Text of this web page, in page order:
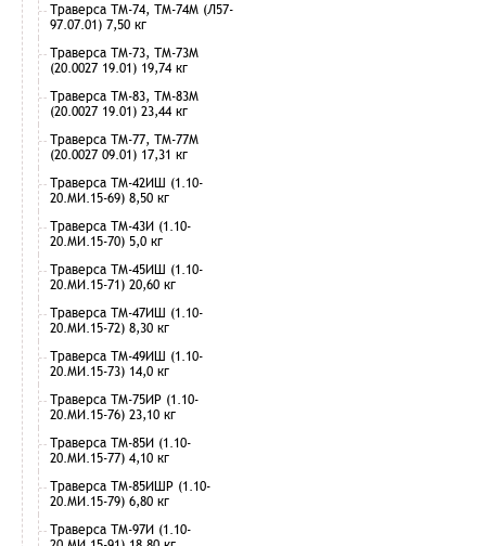
Траверса ТМ-74, ТМ-74М (Л57-
97.07.01) 7,50 кг
Траверса ТМ-73, ТМ-73М
(20.0027 19.01) 19,74 кг
Траверса ТМ-83, ТМ-83М
(20.0027 19.01) 23,44 кг
Траверса ТМ-77, ТМ-77М
(20.0027 09.01) 17,31 кг
Траверса ТМ-42ИШ (1.10-
20.МИ.15-69) 8,50 кг
Траверса ТМ-43И (1.10-
20.МИ.15-70) 5,0 кг
Траверса ТМ-45ИШ (1.10-
20.МИ.15-71) 20,60 кг
Траверса ТМ-47ИШ (1.10-
20.МИ.15-72) 8,30 кг
Траверса ТМ-49ИШ (1.10-
20.МИ.15-73) 14,0 кг
Траверса ТМ-75ИР (1.10-
20.МИ.15-76) 23,10 кг
Траверса ТМ-85И (1.10-
20.МИ.15-77) 4,10 кг
Траверса ТМ-85ИШР (1.10-
20.МИ.15-79) 6,80 кг
Траверса ТМ-97И (1.10-